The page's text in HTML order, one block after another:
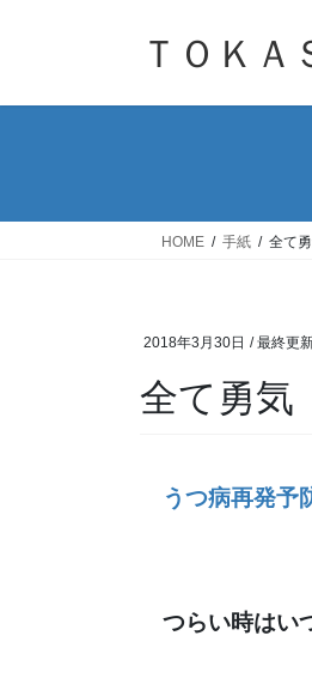
ＴＯＫＡ
HOME 手紙 全て
2018年3月30日 / 最終更
全て勇気
うつ病再発予
つらい時はい